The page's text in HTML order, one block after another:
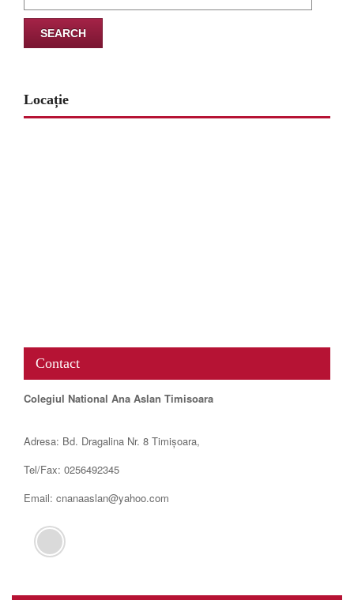
for:
Locație
Contact
Colegiul National Ana Aslan Timisoara
Adresa: Bd. Dragalina Nr. 8 Timișoara,
Tel/Fax: 0256492345
Email: cnanaaslan@yahoo.com